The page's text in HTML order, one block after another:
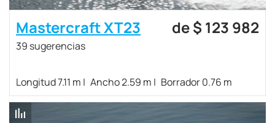
Mastercraft XT23
39 sugerencias
de $ 123 982
Longitud 7.11 m Ancho 2.59 m Borrador 0.76 m